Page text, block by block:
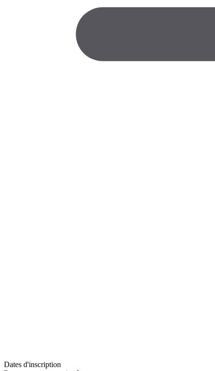
Dates d'inscription